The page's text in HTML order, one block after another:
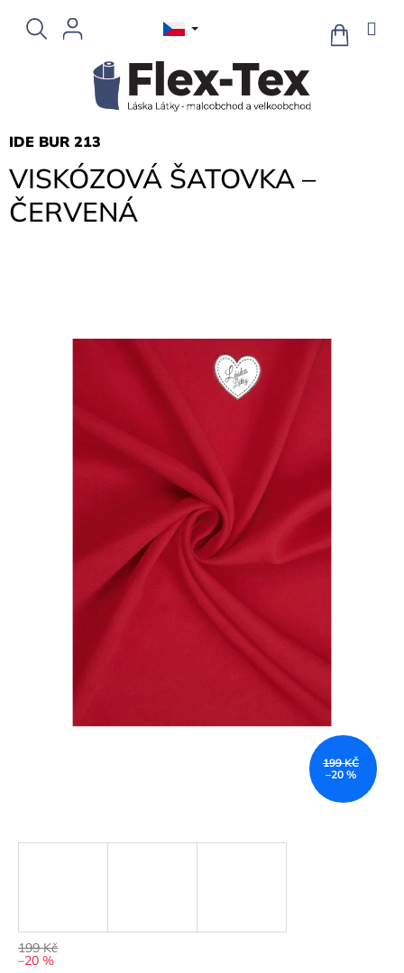
obsah
NÁKUPNÍ
KOŠÍK
VISKÓZOVÁ ŠATOVKA –
ČERVENÁ
IDE BUR 213
199 KČ
–20 %
199 Kč
–20 %